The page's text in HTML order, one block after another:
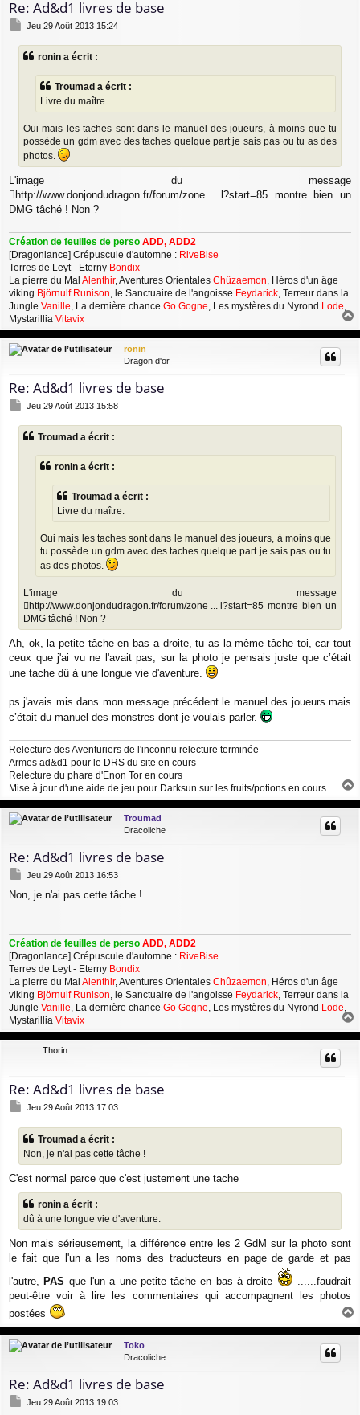
Re: Ad&d1 livres de base
M
s
s
Jeu 29 Août 2013 15:24
ronin a écrit :
Troumad a écrit :
Livre du maître.
Oui mais les taches sont dans le manuel des joueurs, à moins que tu
possède un gdm avec des taches quelque part je sais pas ou tu as des
photos.
L'image du message
http://www.donjondudragon.fr/forum/zone ... l?start=85 montre bien un
DMG tâché ! Non ?
Création de feuilles de perso ADD, ADD2
[Dragonlance] Crépuscule d'automne : RiveBise
Terres de Leyt - Eterny Bondix
La pierre du Mal Alenthir, Aventures Orientales Chûzaemon , Héros d'un âge
viking Björnulf Runison , le Sanctuaire de l'angoisse Feydarick , Terreur dans la
Jungle Vanille , La dernière chance Go Gogne , Les mystères du Nyrond Lode
Mystarillia Vitavix
u
ronin
Dragon d'or
Re: Ad&d1 livres de base
M
s
s
Jeu 29 Août 2013 15:58
Troumad a écrit :
ronin a écrit :
Troumad a écrit :
Livre du maître.
Oui mais les taches sont dans le manuel des joueurs, à moins que
tu possède un gdm avec des taches quelque part je sais pas ou tu
as des photos.
L'image du message
http://www.donjondudragon.fr/forum/zone ... l?start=85 montre bien un
DMG tâché ! Non ?
Ah, ok, la petite tâche en bas a droite, tu as la même tâche toi, car tout
ceux que j'ai vu ne l'avait pas, sur la photo je pensais juste que c’était
une tache dû à une longue vie d'aventure.
ps j'avais mis dans mon message précédent le manuel des joueurs mais
c’était du manuel des monstres dont je voulais parler.
Relecture des Aventuriers de l'inconnu relecture terminée
Armes ad&d1 pour le DRS du site en cours
Relecture du phare d'Enon Tor en cours
Mise à jour d'une aide de jeu pour Darksun sur les fruits/potions en cours
u
Troumad
Dracoliche
Re: Ad&d1 livres de base
M
s
g
e
Jeu 29 Août 2013 16:53
Non, je n'ai pas cette tâche !
Création de feuilles de perso ADD, ADD2
[Dragonlance] Crépuscule d'automne : RiveBise
Terres de Leyt - Eterny Bondix
La pierre du Mal Alenthir, Aventures Orientales Chûzaemon, Héros d'un âge
viking Björnulf Runison, le Sanctuaire de l'angoisse Feydarick, Terreur dans la
Jungle Vanille, La dernière chance Go Gogne, Les mystères du Nyrond Lode,
Mystarillia Vitavix
a
u
Thorin
Re: Ad&d1 livres de base
M
s
s
a
g
e
Jeu 29 Août 2013 17:03
Troumad a écrit :
Non, je n'ai pas cette tâche !
C'est normal parce que c'est justement une tache
ronin a écrit :
dû à une longue vie d'aventure.
Non mais sérieusement, la différence entre les 2 GdM sur la photo sont
le fait que l'un a les noms des traducteurs en page de garde et pas
l'autre,PAS que l'un a une petite tâche en bas à droite
......faudrait
peut-être voir à lire les commentaires qui accompagnent les photos
postées
u
Toko
Dracoliche
Re: Ad&d1 livres de base
M
Jeu 29 Août 2013 19:03